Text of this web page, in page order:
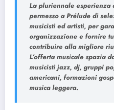
La pluriennale esperienza
permesso a Prélude di
musicisti ed artisti, per
organizzazione e fornire
contribuire alla migliore
L’offerta musicale spazia
musicisti jazz, dj, gruppi
americani, formazioni
musica leggera.